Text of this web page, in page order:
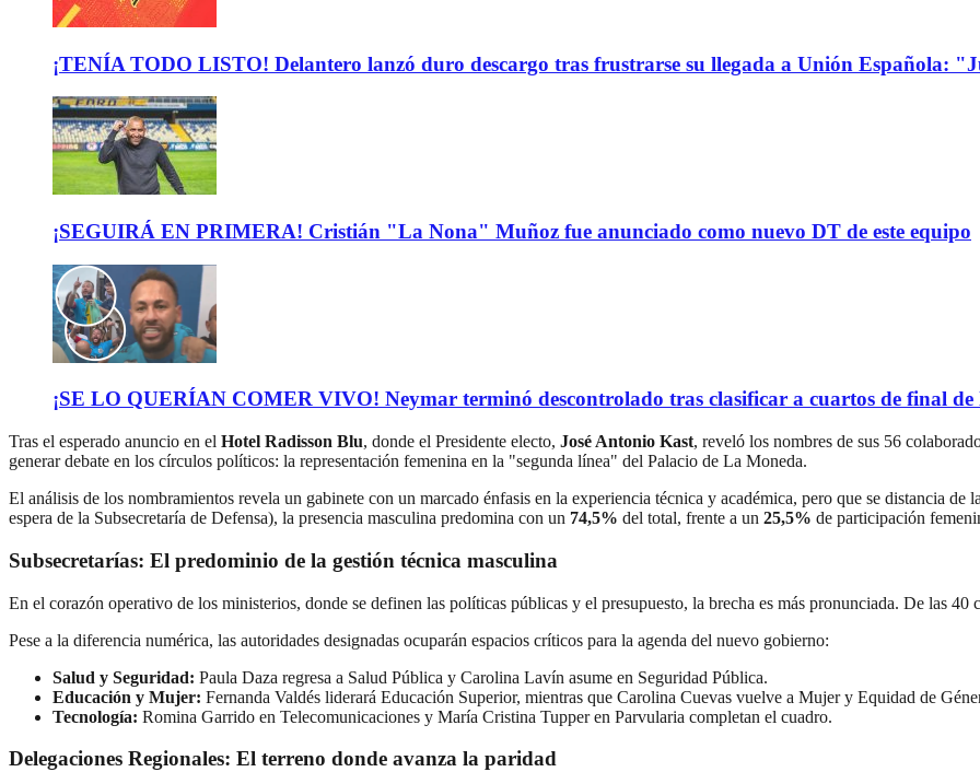
¡TENÍA TODO LISTO! Delantero lanzó duro descargo tras frustrarse su llegada a Unión Española:
¡SEGUIRÁ EN PRIMERA! Cristián "La Nona" Muñoz fue anunciado como nuevo DT de este equipo
¡SE LO QUERÍAN COMER VIVO! Neymar terminó descontrolado tras clasificar a cuartos de final de
Tras el esperado anuncio en el Hotel Radisson Blu, donde el Presidente electo, José Antonio Kast, reveló los nombres de sus 56
generar debate en los círculos políticos: la representación femenina en la "segunda línea" del Palacio de La Moneda.
El análisis de los nombramientos revela un gabinete con un marcado énfasis en la experiencia técnica y académica, pero que se distancia
espera de la Subsecretaría de Defensa), la presencia masculina predomina con un 74,5% del total, frente a un 25,5% de participación
Subsecretarías: El predominio de la gestión técnica masculina
En el corazón operativo de los ministerios, donde se definen las políticas públicas y el presupuesto, la brecha es más pronunciada. De las 40
Pese a la diferencia numérica, las autoridades designadas ocuparán espacios críticos para la agenda del nuevo gobierno:
Salud y Seguridad: Paula Daza regresa a Salud Pública y Carolina Lavín asume en Seguridad Pública.
Educación y Mujer: Fernanda Valdés liderará Educación Superior, mientras que Carolina Cuevas vuelve a Mujer y Equidad de
Tecnología: Romina Garrido en Telecomunicaciones y María Cristina Tupper en Parvularia completan el cuadro.
Delegaciones Regionales: El terreno donde avanza la paridad